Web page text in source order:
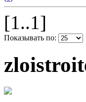
[1..1]
Показывать по: